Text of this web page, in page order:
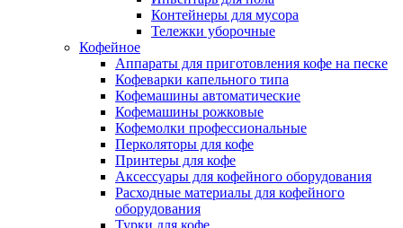
Контейнеры для мусора
Тележки уборочные
Кофейное
Аппараты для приготовления кофе на песке
Кофеварки капельного типа
Кофемашины автоматические
Кофемашины рожковые
Кофемолки профессиональные
Перколяторы для кофе
Принтеры для кофе
Аксессуары для кофейного оборудования
Расходные материалы для кофейного
оборудования
Турки для кофе